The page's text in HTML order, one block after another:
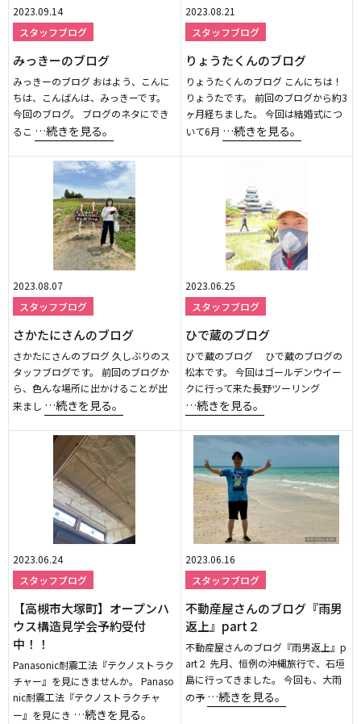
2023.09.14
スタッフブログ
みっきーのブログ
みっきーのブログ おはよう、こんに
ちは、こんばんは、みっきーです。
今回のブログ。 ブログのネタにでき
るこ …続きを見る。
2023.08.21
スタッフブログ
りょうたくんのブログ
りょうたくんのブログ こんにちは！
りょうたです。 前回のブログから約3
ヶ月経ちました。 今回は結婚式につ
いて6月 …続きを見る。
2023.08.07
スタッフブログ
さかたにさんのブログ
さかたにさんのブログ 久しぶりのス
タッフブログです。 前回のブログか
ら、色んな場所に出かけることが出
来まし …続きを見る。
2023.06.25
スタッフブログ
ひで蔵のブログ
ひで蔵のブログ ひで蔵のブログの
松本です。 今回はゴールデンウイー
クに行って来た長野ツーリング
…続きを見る。
2023.06.24
スタッフブログ
【高槻市大塚町】オープンハ
ウス構造見学会予約受付
中！！
Panasonic耐震工法『テクノストラク
チャー』を見にきませんか。 Panaso
nic耐震工法『テクノストラクチャ
ー』を見にき …続きを見る。
2023.06.16
スタッフブログ
不動産屋さんのブログ『雨男
返上』part２
不動産屋さんのブログ『雨男返上』p
art２ 先月、恒例の沖縄旅行で、石垣
島に行ってきました。 今回も、大雨
の予 …続きを見る。